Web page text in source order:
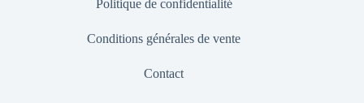
Politique de confidentialité
Conditions générales de vente
Contact